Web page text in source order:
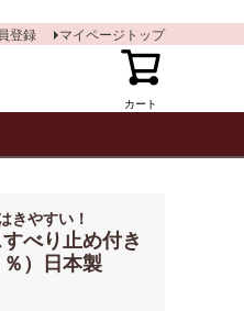
カート
登録 マイページトップ
きやすい！
べり止め付き
％）日本製